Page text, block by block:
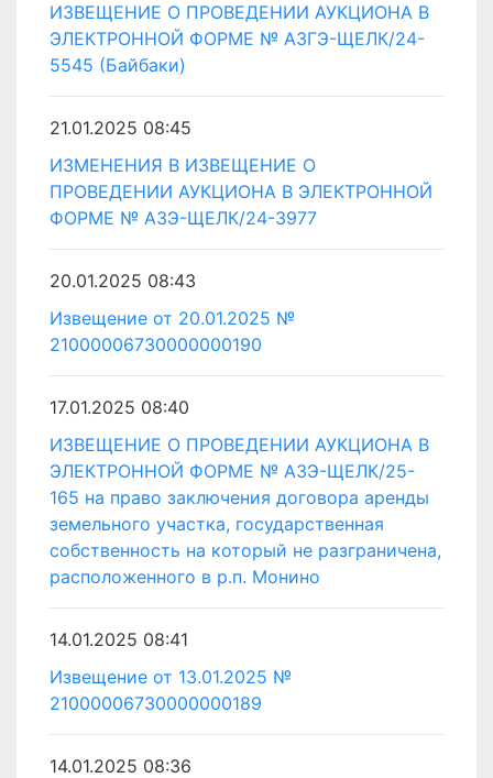
ИЗВЕЩЕНИЕ О ПРОВЕДЕНИИ АУКЦИОНА В
ЭЛЕКТРОННОЙ ФОРМЕ № АЗГЭ-ЩЕЛК/24-
5545 (Байбаки)
21.01.2025 08:45
ИЗМЕНЕНИЯ В ИЗВЕЩЕНИЕ О
ПРОВЕДЕНИИ АУКЦИОНА В ЭЛЕКТРОННОЙ
ФОРМЕ № АЗЭ-ЩЕЛК/24-3977
20.01.2025 08:43
Извещение от 20.01.2025 №
21000006730000000190
17.01.2025 08:40
ИЗВЕЩЕНИЕ О ПРОВЕДЕНИИ АУКЦИОНА В
ЭЛЕКТРОННОЙ ФОРМЕ № АЗЭ-ЩЕЛК/25-
165 на право заключения договора аренды
земельного участка, государственная
собственность на который не разграничена,
расположенного в р.п. Монино
14.01.2025 08:41
Извещение от 13.01.2025 №
21000006730000000189
14.01.2025 08:36